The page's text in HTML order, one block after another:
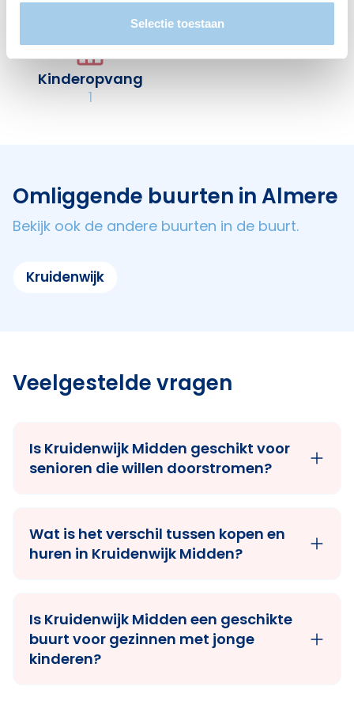
Selectie toestaan
Kinderopvang
1
Omliggende buurten in Almere
Bekijk ook de andere buurten in de buurt.
Kruidenwijk
Veelgestelde vragen
Is Kruidenwijk Midden geschikt voor
senioren die willen doorstromen?
Wat is het verschil tussen kopen en
huren in Kruidenwijk Midden?
Is Kruidenwijk Midden een geschikte
buurt voor gezinnen met jonge
kinderen?